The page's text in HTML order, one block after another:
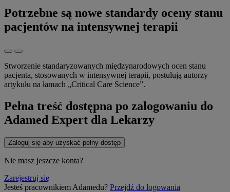
Potrzebne są nowe standardy oceny stanu
pacjentów na intensywnej terapii
Stworzenie standaryzowanych międzynarodowych ocen stanu
pacjenta, stosowanych w intensywnej terapii, postulują autorzy
artykułu na łamach „Critical Care Science”.
Pełna treść dostępna po zalogowaniu do
Adamed Expert dla Lekarzy
Zaloguj się aby uzyskać pełny dostęp
Nie masz jeszcze konta?
Zarejestruj się
Jesteś pracownikiem Adamedu? Przejdź do logowania